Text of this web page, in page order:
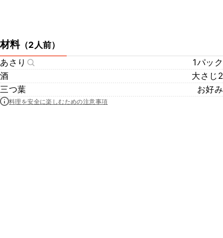
材料（2人前）
あさり
1パック
酒
大さじ2
三つ葉
お好み
料理を安全に楽しむための注意事項